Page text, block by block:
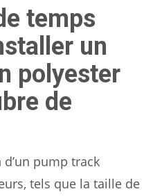
temps
un
polyester
de
d’un pump track
tels que la taille de